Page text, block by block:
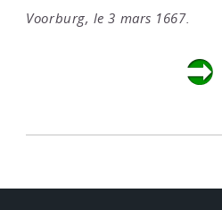
Voorburg, le 3 mars 1667.